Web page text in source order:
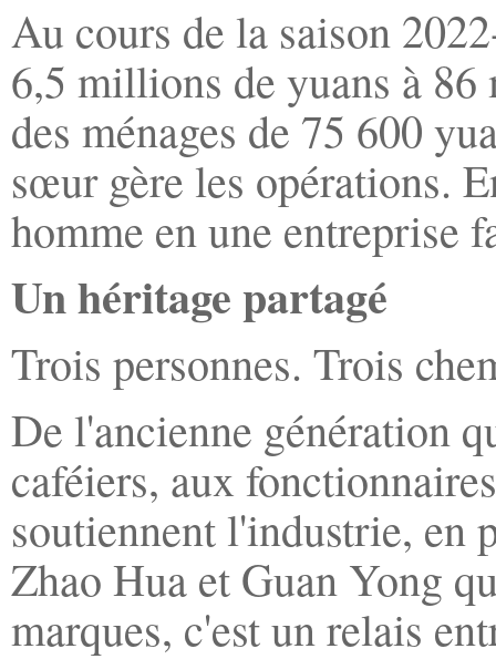
Au cours de la saison
6,5 millions de yuans à 86
des ménages de 75 600
sœur gère les opérations.
homme en une entreprise
Un héritage partagé
Trois personnes. Trois
De l'ancienne génération
caféiers, aux
soutiennent l'industrie, en
Zhao Hua et Guan Yong
marques, c'est un relais